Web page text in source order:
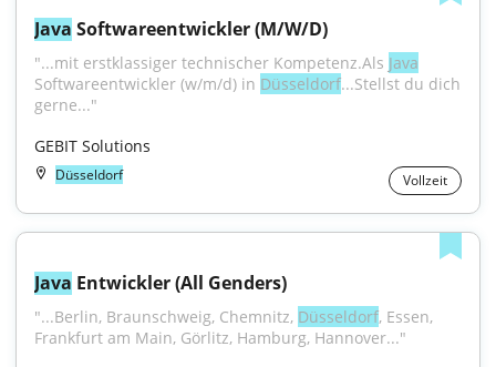
Java Softwareentwickler (M/W/D)
"...mit erstklassiger technischer Kompetenz.Als Java
Softwareentwickler (w/m/d) in Düsseldorf...Stellst du dich
gerne..."
GEBIT Solutions
Düsseldorf Vollzeit
Java Entwickler (All Genders)
"...Berlin, Braunschweig, Chemnitz, Düsseldorf, Essen,
Frankfurt am Main, Görlitz, Hamburg, Hannover..."